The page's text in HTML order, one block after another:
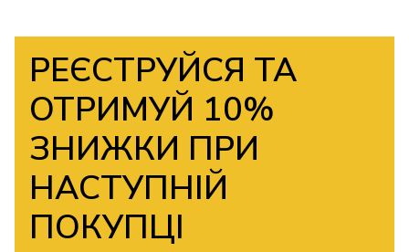
РЕЄСТРУЙСЯ ТА
ОТРИМУЙ 10%
ЗНИЖКИ ПРИ
НАСТУПНІЙ
ПОКУПЦІ